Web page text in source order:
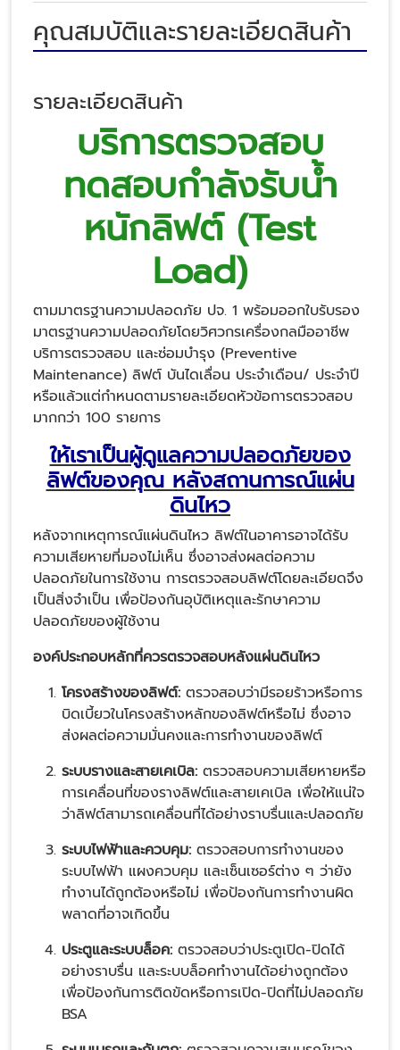
คุณสมบัติและรายละเอียดสินค้า
รายละเอียดสินค้า
บริการตรวจสอบ
ทดสอบกำลังรับน้ำ
หนักลิฟต์ (Test
Load)
ตามมาตรฐานความปลอดภัย ปจ. 1 พร้อมออกใบรับรอง
มาตรฐานความปลอดภัยโดยวิศวกรเครื่องกลมืออาชีพ
บริการตรวจสอบ และซ่อมบำรุง (Preventive
Maintenance) ลิฟต์ บันไดเลื่อน ประจำเดือน/ ประจำปี
หรือแล้วแต่กำหนดตามรายละเอียดหัวข้อการตรวจสอบ
มากกว่า 100 รายการ
ให้เราเป็นผู้ดูแลความปลอดภัยของ
ลิฟต์ของคุณ หลังสถานการณ์แผ่น
ดินไหว
หลังจากเหตุการณ์แผ่นดินไหว ลิฟต์ในอาคารอาจได้รับ
ความเสียหายที่มองไม่เห็น ซึ่งอาจส่งผลต่อความ
ปลอดภัยในการใช้งาน การตรวจสอบลิฟต์โดยละเอียดจึง
เป็นสิ่งจำเป็น เพื่อป้องกันอุบัติเหตุและรักษาความ
ปลอดภัยของผู้ใช้งาน​
องค์ประกอบหลักที่ควรตรวจสอบหลังแผ่นดินไหว
โครงสร้างของลิฟต์: ตรวจสอบว่ามีรอยร้าวหรือการ
บิดเบี้ยวในโครงสร้างหลักของลิฟต์หรือไม่ ซึ่งอาจ
ส่งผลต่อความมั่นคงและการทำงานของลิฟต์​
ระบบรางและสายเคเบิล: ตรวจสอบความเสียหายหรือ
การเคลื่อนที่ของรางลิฟต์และสายเคเบิล เพื่อให้แน่ใจ
ว่าลิฟต์สามารถเคลื่อนที่ได้อย่างราบรื่นและปลอดภัย​
ระบบไฟฟ้าและควบคุม: ตรวจสอบการทำงานของ
ระบบไฟฟ้า แผงควบคุม และเซ็นเซอร์ต่าง ๆ ว่ายัง
ทำงานได้ถูกต้องหรือไม่ เพื่อป้องกันการทำงานผิด
พลาดที่อาจเกิดขึ้น​
ประตูและระบบล็อค: ตรวจสอบว่าประตูเปิด-ปิดได้
อย่างราบรื่น และระบบล็อคทำงานได้อย่างถูกต้อง
เพื่อป้องกันการติดขัดหรือการเปิด-ปิดที่ไม่ปลอดภัย​
BSA